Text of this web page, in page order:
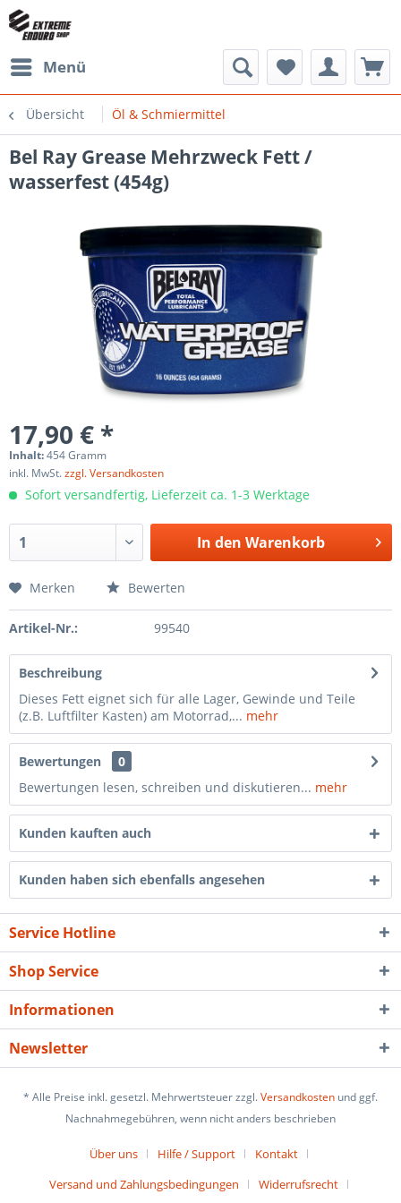
Menü
Übersicht Öl & Schmiermittel
Bel Ray Grease Mehrzweck Fett /
wasserfest (454g)
17,90 € *
Inhalt:454 Gramm
inkl. MwSt.zzgl. Versandkosten
Sofort versandfertig, Lieferzeit ca. 1-3 Werktage
In den Warenkorb
Merken Bewerten
Artikel-Nr.: 99540
Beschreibung
Dieses Fett eignet sich für alle Lager, Gewinde und Teile
(z.B. Luftfilter Kasten) am Motorrad,... mehr
Bewertungen
0
Bewertungen lesen, schreiben und diskutieren... mehr
Kunden kauften auch
Kunden haben sich ebenfalls angesehen
Service Hotline
Shop Service
Informationen
Newsletter
* Alle Preise inkl. gesetzl. Mehrwertsteuer zzgl.Versandkosten und ggf.
Nachnahmegebühren, wenn nicht anders beschrieben
Über uns Hilfe / Support
Kontakt
Versand und Zahlungsbedingungen
Widerrufsrecht